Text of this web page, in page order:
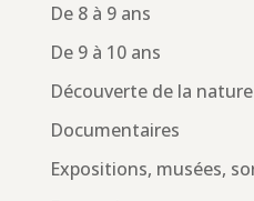
De 8 à 9 ans
De 9 à 10 ans
Découverte de la nature
Documentaires
Expositions, musées,